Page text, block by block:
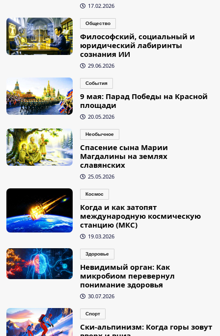
17.02.2026
Общество
Философский, социальный и
юридический лабиринты
сознания ИИ
29.06.2026
События
9 мая: Парад Победы на Красной
площади
20.05.2026
Необычное
Спасение сына Марии
Магдалины на землях
славянских
25.05.2026
Космос
Когда и как затопят
международную космическую
станцию (МКС)
19.03.2026
Здоровье
Невидимый орган: Как
микробиом перевернул
понимание здоровья
30.07.2026
Спорт
Ски-альпинизм: Когда горы зовут